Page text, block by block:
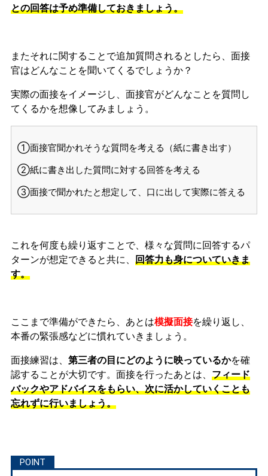
との回答は予め準備しておきましょう。
またそれに関することで追加質問されるとしたら、面接
官はどんなことを聞いてくるでしょうか？
実際の面接をイメージし、面接官がどんなことを質問し
てくるかを想像してみましょう。
①面接官聞かれそうな質問を考える（紙に書き出す）
②紙に書き出した質問に対する回答を考える
③面接で聞かれたと想定して、口に出して実際に答える
これを何度も繰り返すことで、様々な質問に回答するパ
ターンが想定できると共に、 回答力も身についていきま
す。
ここまで準備ができたら、あとは模擬面接を繰り返し、
本番の緊張感などに慣れていきましょう。
面接練習は、 第三者の目にどのように映っているかを確
認することが大切です。面接を行ったあとは、 フィード
バックやアドバイスをもらい、次に活かしていくことも
忘れずに行いましょう。